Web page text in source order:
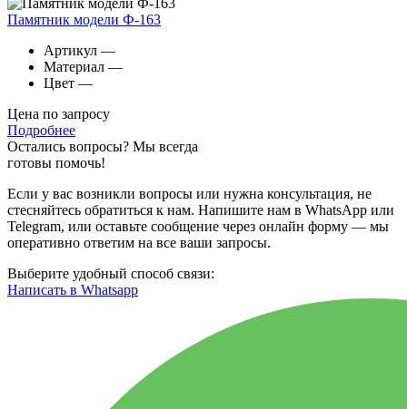
Памятник модели Ф-163
Артикул —
Материал —
Цвет —
Цена по запросу
Подробнее
Остались вопросы? Мы всегда
готовы помочь!
Если у вас возникли вопросы или нужна консультация, не
стесняйтесь обратиться к нам. Напишите нам в WhatsApp или
Telegram, или оставьте сообщение через онлайн форму — мы
оперативно ответим на все ваши запросы.
Выберите удобный способ связи:
Написать в Whatsapp